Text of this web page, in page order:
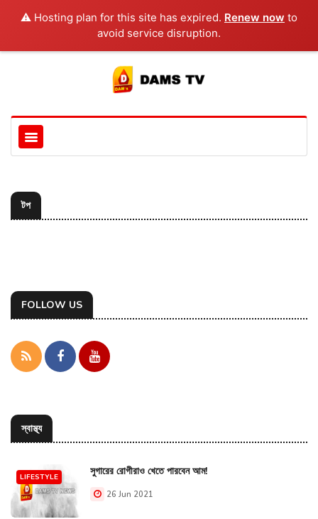
⚠️ Hosting plan for this site has expired. Renew now to
avoid service disruption.
টপ
FOLLOW US
স্বাস্থ্য
LIFESTYLE সুগারের রোগীরাও খেতে পারবেন আম!
26 Jun 2021